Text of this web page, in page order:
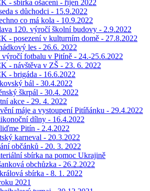
- sbírka ošacení - říjen 2022
s důchodci - 15.9.2022
co má kola - 10.9.2022
120. výročí školní budovy - 2.9.2022
- posezení v kulturním domě - 27.8.2022
les - 26.6. 2022
výročí fotbalu v Pitíně - 24.-25.6.2022
- návštěva v ZŠ - 23. 6. 2022
- brigáda - 16.6.2022
bál - 30.4.2022
škrpál - 30.4. 2022
akce - 29. 4. 2022
máje a vystoupení Pitíňánku - 29.4.2022
dílny - 16.4.2022
Pitín - 2.4.2022
karneval - 20.3.2022
občánků - 20. 3. 2022
sbírka na pomoc Ukrajině
obchůzka - 26.2.2022
sbírka - 8. 1. 2022
2021